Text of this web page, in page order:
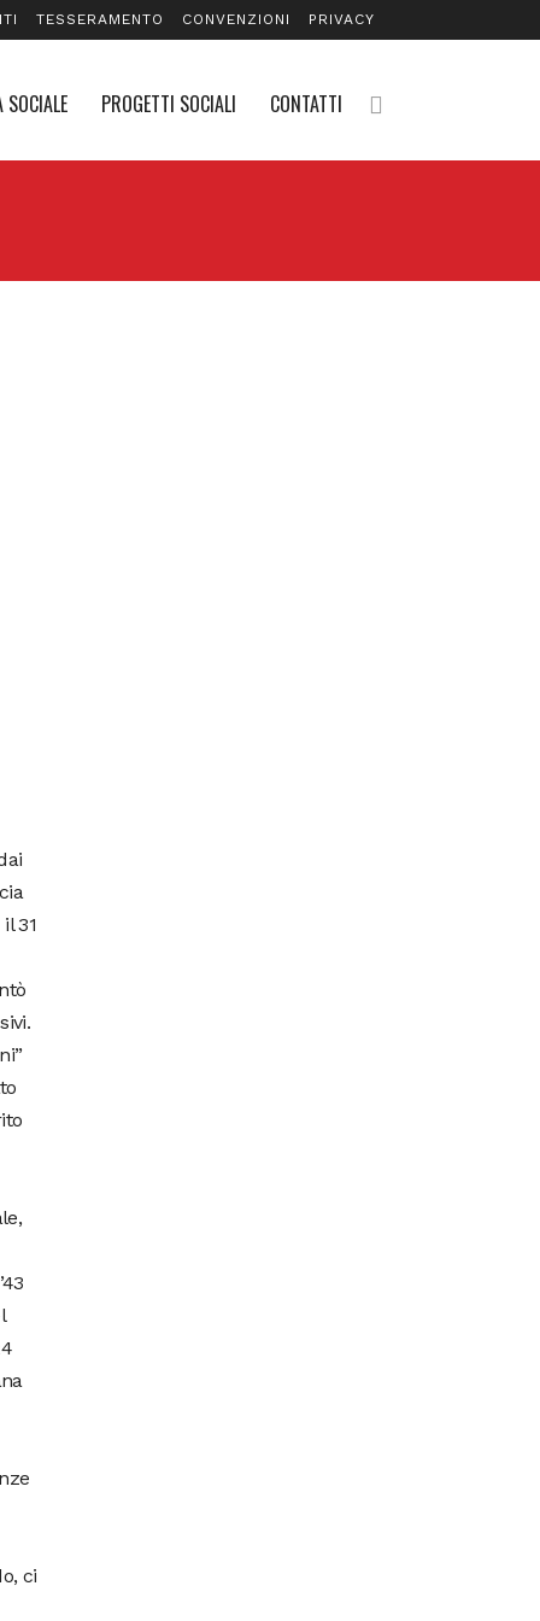
TESSERAMENTO CONVENZIONI PRIVACY
PROGETTI SOCIALI CONTATTI
31
ci